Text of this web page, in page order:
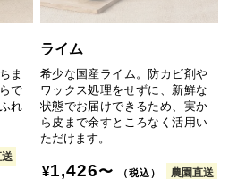
ま
で
れ
ライム
希少な国産ライム。防カビ剤や
ワックス処理をせずに、新鮮な
状態でお届けできるため、実か
ら皮まで余すところなく活用い
ただけます。
¥1,426〜 （税込） 農園直送